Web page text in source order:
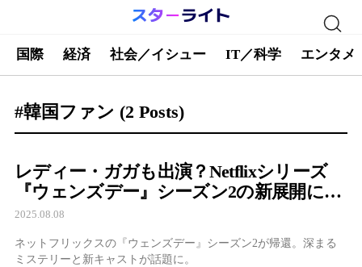
国際 経済 社会／イシュー IT／科学 エンタメ
#韓国ファン (2 Posts)
レディー・ガガも出演？Netflixシリーズ
『ウェンズデー』シーズン2の新展開に期
待！
2025.08.08
ネットフリックスの『ウェンズデー』シーズン2が帰還。深まる
ミステリーと新キャストが話題に。